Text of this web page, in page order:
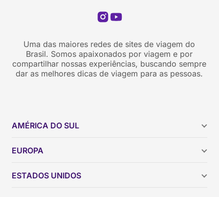
Uma das maiores redes de sites de viagem do
Brasil. Somos apaixonados por viagem e por
compartilhar nossas experiências, buscando sempre
dar as melhores dicas de viagem para as pessoas.
AMÉRICA DO SUL
Brasil
Colômbia
EUROPA
ESTADOS UNIDOS